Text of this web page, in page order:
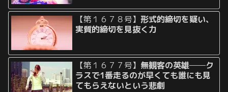
【第１６７８号】形式的締切を疑い、
実質的締切を見抜く力
【第１６７７号】 無観客の英雄──ク
ラスで1番走るのが早くても誰にも見
てもらえないという悲劇